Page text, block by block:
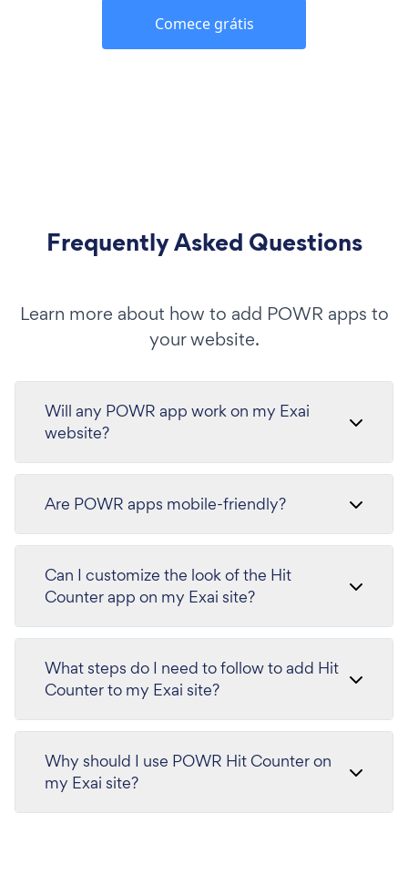
Comece grátis
Frequently Asked Questions
Learn more about how to add POWR apps to
your website.
Will any POWR app work on my Exai
website?
Are POWR apps mobile-friendly?
Can I customize the look of the Hit
Counter app on my Exai site?
What steps do I need to follow to add Hit
Counter to my Exai site?
Why should I use POWR Hit Counter on
my Exai site?